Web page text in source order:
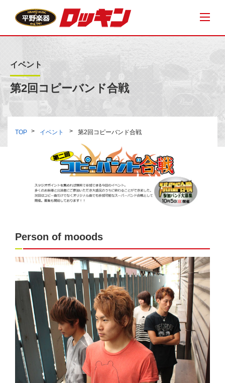
イベント
第2回コピーバンド合戦
TOP イベント 第2回コピーバンド合戦
Person of mooods